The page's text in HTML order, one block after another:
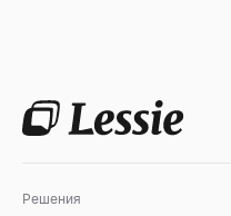
Оценка соответствия
Решения